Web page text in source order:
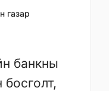
газар
банкны